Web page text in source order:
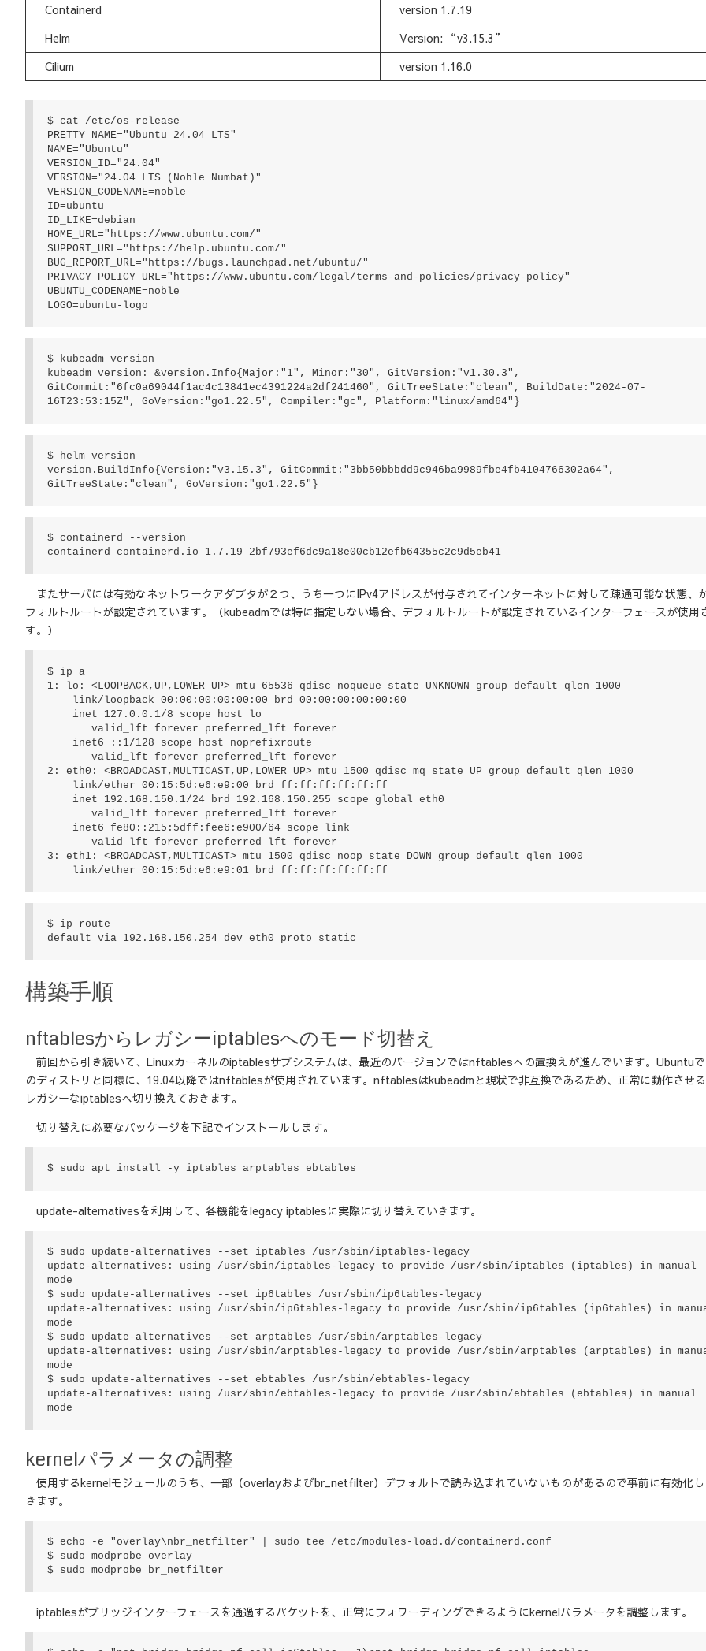
Containerd
version 1.7.19
Helm
Version: “v3.15.3”
Cilium
version 1.16.0
$ cat /etc/os-release
PRETTY_NAME="Ubuntu 24.04 LTS"
NAME="Ubuntu"
VERSION_ID="24.04"
VERSION="24.04 LTS (Noble Numbat)"
VERSION_CODENAME=noble
ID=ubuntu
ID_LIKE=debian
HOME_URL="https://www.ubuntu.com/"
SUPPORT_URL="https://help.ubuntu.com/"
BUG_REPORT_URL="https://bugs.launchpad.net/ubuntu/"
PRIVACY_POLICY_URL="https://www.ubuntu.com/legal/terms-and-policies/privacy-policy"
UBUNTU_CODENAME=noble
LOGO=ubuntu-logo
$ kubeadm version
kubeadm version: &version.Info{Major:"1", Minor:"30", GitVersion:"v1.30.3",
GitCommit:"6fc0a69044f1ac4c13841ec4391224a2df241460", GitTreeState:"clean", BuildDate:"2024-07-
16T23:53:15Z", GoVersion:"go1.22.5", Compiler:"gc", Platform:"linux/amd64"}
$ helm version
version.BuildInfo{Version:"v3.15.3", GitCommit:"3bb50bbbdd9c946ba9989fbe4fb4104766302a64",
GitTreeState:"clean", GoVersion:"go1.22.5"}
$ containerd --version
containerd containerd.io 1.7.19 2bf793ef6dc9a18e00cb12efb64355c2c9d5eb41
またサーバには有効なネットワークアダプタが２つ、うち一つにIPv4アドレスが付与されてインターネットに対して疎通可能な状態、
フォルトルートが設定されています。（kubeadmでは特に指定しない場合、デフォルトルートが設定されているインターフェースが使用
す。）
$ ip a
1: lo: <LOOPBACK,UP,LOWER_UP> mtu 65536 qdisc noqueue state UNKNOWN group default qlen 1000
       valid_lft forever preferred_lft forever
       valid_lft forever preferred_lft forever
2: eth0: <BROADCAST,MULTICAST,UP,LOWER_UP> mtu 1500 qdisc mq state UP group default qlen 1000
       valid_lft forever preferred_lft forever
       valid_lft forever preferred_lft forever
3: eth1: <BROADCAST,MULTICAST> mtu 1500 qdisc noop state DOWN group default qlen 1000
    link/ether 00:15:5d:e6:e9:01 brd ff:ff:ff:ff:ff:ff
$ ip route
default via 192.168.150.254 dev eth0 proto static
構築手順
nftablesからレガシーiptablesへのモード切替え
前回から引き続いて、Linuxカーネルのiptablesサブシステムは、最近のバージョンではnftablesへの置換えが進んでいます。Ubuntu
のディストリと同様に、19.04以降ではnftablesが使用されています。nftablesはkubeadmと現状で非互換であるため、正常に動作させ
レガシーなiptablesへ切り換えておきます。
切り替えに必要なパッケージを下記でインストールします。
$ sudo apt install -y iptables arptables ebtables
update-alternativesを利用して、各機能をlegacy iptablesに実際に切り替えていきます。
$ sudo update-alternatives --set iptables /usr/sbin/iptables-legacy
update-alternatives: using /usr/sbin/iptables-legacy to provide /usr/sbin/iptables (iptables) in manual
mode
$ sudo update-alternatives --set ip6tables /usr/sbin/ip6tables-legacy
update-alternatives: using /usr/sbin/ip6tables-legacy to provide /usr/sbin/ip6tables (ip6tables) in
mode
$ sudo update-alternatives --set arptables /usr/sbin/arptables-legacy
update-alternatives: using /usr/sbin/arptables-legacy to provide /usr/sbin/arptables (arptables) in
mode
$ sudo update-alternatives --set ebtables /usr/sbin/ebtables-legacy
update-alternatives: using /usr/sbin/ebtables-legacy to provide /usr/sbin/ebtables (ebtables) in manual
mode
kernelパラメータの調整
使用するkernelモジュールのうち、一部（overlayおよびbr_netfilter）デフォルトで読み込まれていないものがあるので事前に有効化
きます。
$ echo -e "overlay\nbr_netfilter" | sudo tee /etc/modules-load.d/containerd.conf
$ sudo modprobe overlay
$ sudo modprobe br_netfilter
iptablesがブリッジインターフェースを通過するパケットを、正常にフォワーディングできるようにkernelパラメータを調整します。